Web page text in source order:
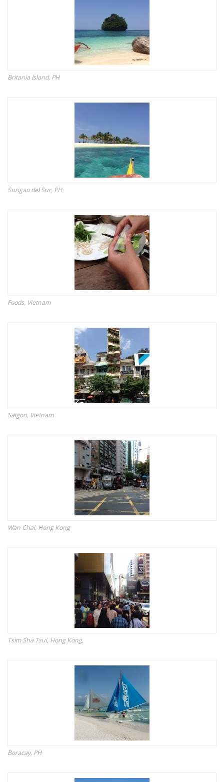
Britania Island, PH
Surigao del Sur, PH
Foods, Vietnam
Saigon, Vietnam
Wan Chai, Hong Kong
Tsim Sha Tsui, Hong Kong,
Boracay, PH